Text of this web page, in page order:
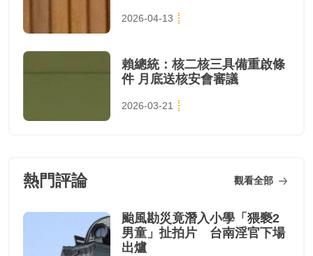
2026-04-13
賴總統：核二核三具備重啟條
件 月底送核安會審議
2026-03-21
熱門評論 觀看全部
颱風勘災竟潛入小學「猥褻2
男童」扯拍片 台南淫官下場
出爐